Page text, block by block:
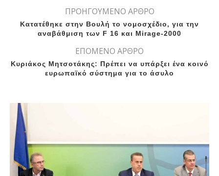
ΠΡΟΗΓΟΥΜΕΝΟ ΑΡΘΡΟ
Κατατέθηκε στην Βουλή το νομοσχέδιο, για την
αναβάθμιση των F 16 και Mirage-2000
ΕΠΟΜΕΝΟ ΑΡΘΡΟ
Κυριάκος Μητσοτάκης: Πρέπει να υπάρξει ένα κοινό
ευρωπαϊκό σύστημα για το άσυλο